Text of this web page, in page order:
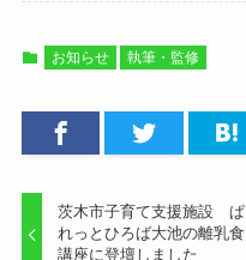
お知らせ 執筆・監修
茨木市子育て支援施設 ぱ
れっとひろば大池の離乳食
講座に登壇しました